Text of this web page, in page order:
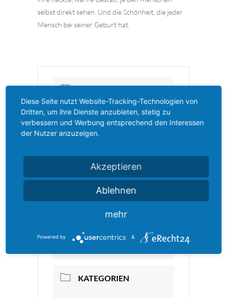
selbst direkt sehen. Und die Schönheit, die jeder
Mensch bei seiner Geburt hat.
11 Juli 2023- 13 Aug. 2023
Vorbei!
UHRZEIT
Üblacker Häusl
KATEGORIEN
Diese Seite nutzt Website-Tracking-Technologien von
Dritten, um ihre Dienste anzubieten, stetig zu
verbessern und Werbung entsprechend den Interessen
der Nutzer anzuzeigen.
Akzeptieren
Ablehnen
mehr
Powered by &